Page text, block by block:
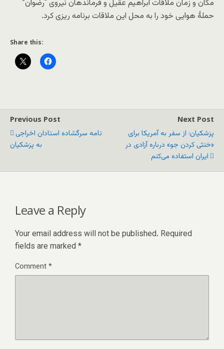
مکان و زمان ملاقات ابراهیم عقیل و فرماندهان نیروی “رضوان”
حملۀ هوایی خود را به محل این ملاقات برنامه ریزی کرد.
Share this:
Previous Post
نامه‌ سرگشاده‌ استادان اخراجی
به پزشکیان
Next Post
پزشکیان: از سفر به آمریکا برای
«خنثی کردن جو» درباره آزادی در
ایران استفاده می‌کنم
Leave a Reply
Your email address will not be published. Required
fields are marked *
Comment*